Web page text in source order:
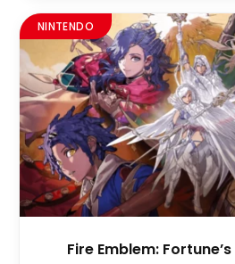
NINTENDO
Fire Emblem: